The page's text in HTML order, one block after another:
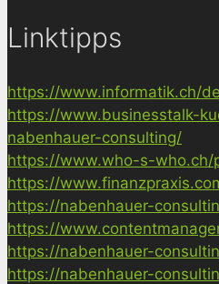
Linktipps
https://www.informatik.ch/
https://www.businesstalk-
nabenhauer-consulting/
https://www.who-s-who.ch/
https://
https://nabenhauer-
https://
https://nabenhauer-
https://nabenhauer-